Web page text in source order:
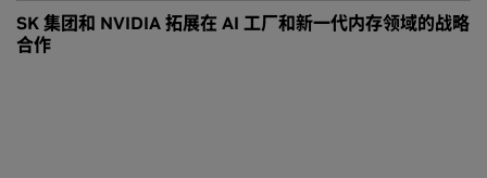
SK 集团和 NVIDIA 拓展在 AI 工厂和新一代内存领域的战略
合作